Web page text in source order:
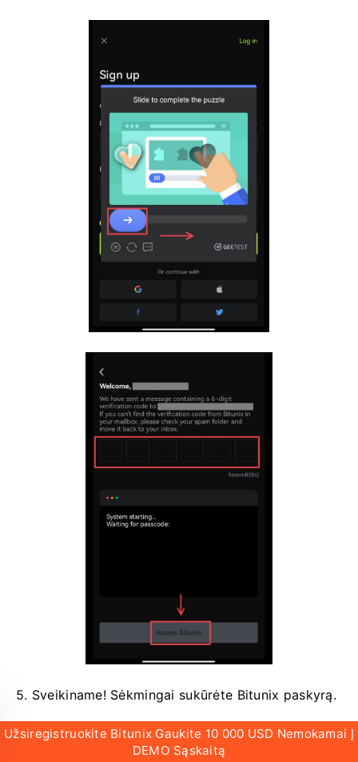
5. Sveikiname! Sėkmingai sukūrėte Bitunix paskyrą.
Užsiregistruokite Bitunix Gaukite 10 000 USD Nemokamai Į
DEMO Sąskaitą